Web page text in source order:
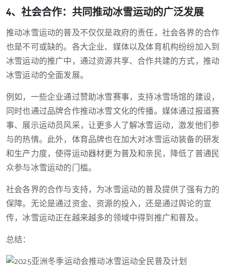
4、社会合作：共同推动冰雪运动的广泛发展
推动冰雪运动的普及不仅仅是政府的责任，社会各界的合作
也是不可或缺的。各大企业、媒体以及体育机构纷纷加入到
冰雪运动的推广中，通过资源共享、合作共建的方式，推动
冰雪运动的全面发展。
例如，一些企业通过赞助冰雪赛事，支持冰雪场馆的建设，
同时也通过品牌合作推动冰雪文化的传播。媒体通过报道赛
事、展示运动员风采，让更多人了解冰雪运动，激发他们参
与的热情。此外，体育品牌也在加大对冰雪运动装备的研发
和生产力度，使得运动器材更为普及和亲民，降低了普通民
众参与冰雪运动的门槛。
社会各界的合作与支持，为冰雪运动的普及提供了强有力的
保障。无论是通过资金、资源的投入，还是通过舆论的宣
传，冰雪运动正在越来越多的领域中得到推广和普及。
总结：